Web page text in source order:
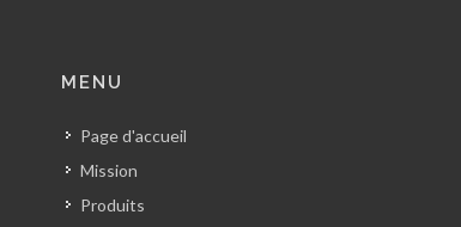
MENU
Page d'accueil
Mission
Produits